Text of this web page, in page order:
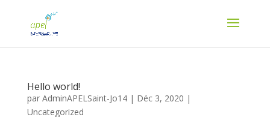
Hello world!
par AdminAPELSaint-Jo14| Déc 3, 2020 |
Uncategorized